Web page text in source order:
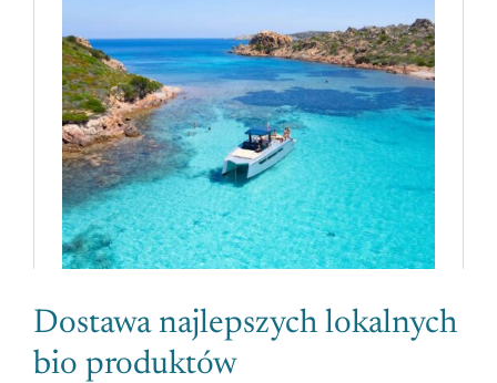
Dostawa najlepszych lokalnych
bio produktów